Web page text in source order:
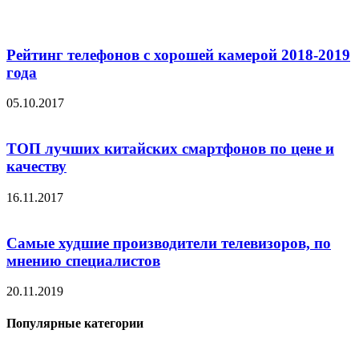
Рейтинг телефонов с хорошей камерой 2018-2019
года
05.10.2017
ТОП лучших китайских смартфонов по цене и
качеству
16.11.2017
Самые худшие производители телевизоров, по
мнению специалистов
20.11.2019
Популярные категории